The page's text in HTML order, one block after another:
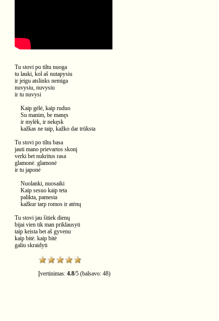
Tu stovi po tiltu nuoga
tu lauki, kol aš nutapysiu
ir jeigu atslinks nemiga
nuvysiu, nuvysiu
ir tu nuvysi
Kaip gėlė, kaip ruduo
Su manim, be manęs
ir mylėk, ir nekęsk
kažkas ne taip, kažko dar trūksta
Tu stovi po tiltu basa
jauti mano prievartos skonį
verki bet nukritus rasa
glamonė. glamonė
ir tu japonė
Nuolanki, nuosaiki
Kaip sesuo kaip teta
palikta, pamesta
kažkur tarp romos ir atėnų
Tu stovi jau šitiek dienų
bijai vien tik man priklausyti
taip keista bet aš gyvenu
kaip bitė. kaip bitė
galiu skraidyti
Įvertinimas: 4.8/5 (balsavo: 48)